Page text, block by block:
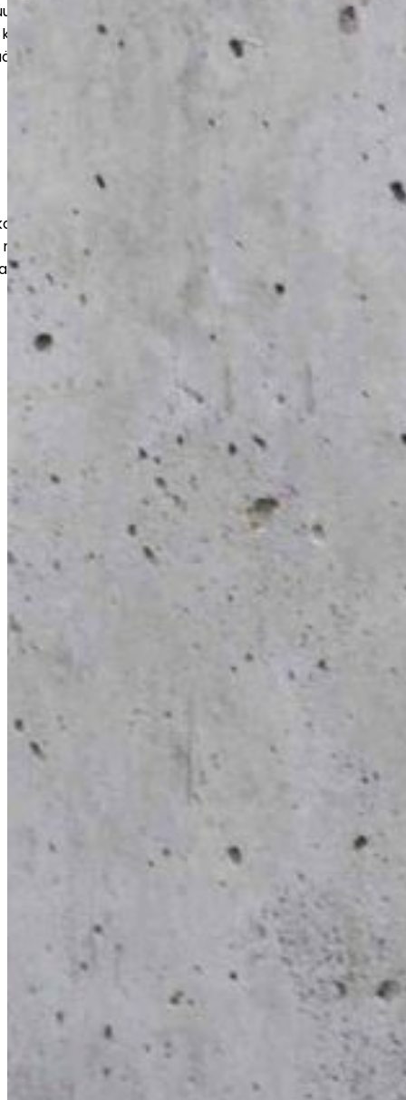
varastoihin ja suuriin tiloihin.
mukaan, jotta lopputulos
aikaa.
julkisille toimijoille luotettavasti ja
Huomioimme tilojen
pitkän käyttöiän.